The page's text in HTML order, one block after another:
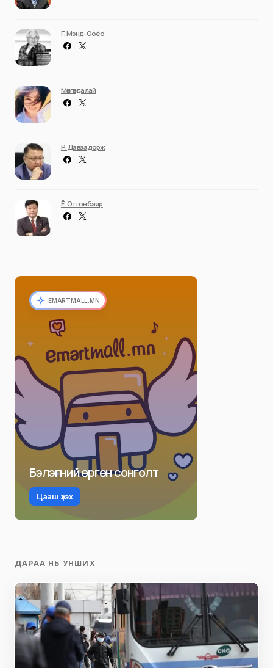
Г. Мэнд-Ооёо
Мөнгөндалай
Р. Даваадорж
Ё. Отгонбаяр
EMARTMALL.MN
Бэлэгний өргөн сонголт
Цааш үзэх
ДАРАА НЬ УНШИХ